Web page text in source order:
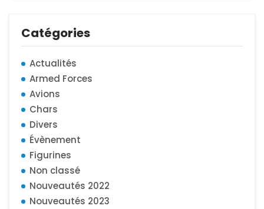
Catégories
Actualités
Armed Forces
Avions
Chars
Divers
Évènement
Figurines
Non classé
Nouveautés 2022
Nouveautés 2023